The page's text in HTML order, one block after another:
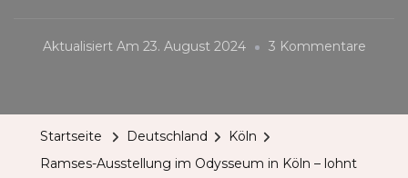
Aktualisiert Am 23. August 2024 3 KommentareZu
Startseite Deutschland
Köln
Ramses-Ausstellung im Odysseum in Köln – lohnt